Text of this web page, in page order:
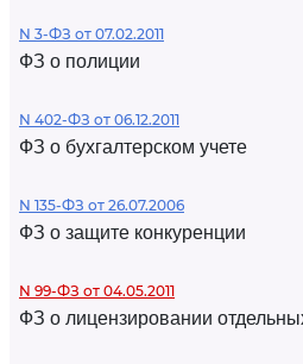
N 3-ФЗ от 07.02.2011
ФЗ о полиции
N 402-ФЗ от 06.12.2011
ФЗ о бухгалтерском учете
N 135-ФЗ от 26.07.2006
ФЗ о защите конкуренции
N 99-ФЗ от 04.05.2011
ФЗ о лицензировании